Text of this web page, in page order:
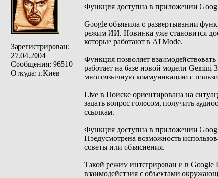
Зарегистрирован:
27.04.2004
Сообщения: 96510
Откуда: г.Киев
Функция доступна в приложении
Google объявила о развертывании
режим ИИ. Новинка уже становится
которые работают в AI Mode.
Функция позволяет
работает на базе новой модели Gemini
многоязычную коммуникацию с
Live в Поиске ориентирована на
задать вопрос голосом, получить
ссылкам.
Функция доступна в приложении
Предусмотрена возможность
советы или объяснения.
Такой режим интегрирован и в Google
взаимодействия с объектами